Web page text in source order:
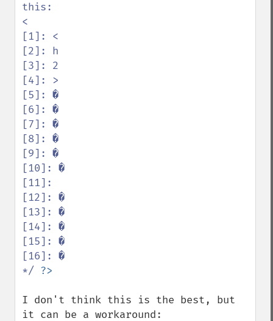
this:
<
[1]: <
[2]: h
[3]: 2
[4]: >
[5]: �
[6]: �
[7]: �
[8]: �
[9]: �
[10]: �
[11]:
[12]: �
[13]: �
[14]: �
[15]: �
[16]: �
*/
I don't think this is the best, but